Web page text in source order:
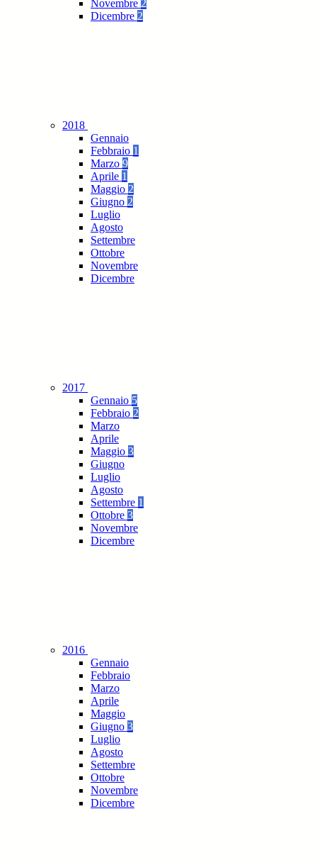
Novembre 2
Dicembre 2
2018
Gennaio
Febbraio 1
Marzo 9
Aprile 1
Maggio 2
Giugno 2
Luglio
Agosto
Settembre
Ottobre
Novembre
Dicembre
2017
Gennaio 5
Febbraio 2
Marzo
Aprile
Maggio 3
Giugno
Luglio
Agosto
Settembre 1
Ottobre 3
Novembre
Dicembre
2016
Gennaio
Febbraio
Marzo
Aprile
Maggio
Giugno 3
Luglio
Agosto
Settembre
Ottobre
Novembre
Dicembre